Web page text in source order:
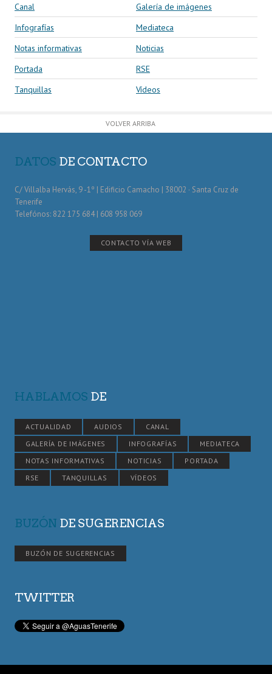
Canal
Galería de imágenes
Infografías
Mediateca
Notas informativas
Noticias
Portada
RSE
Tanquillas
Vídeos
VOLVER ARRIBA
DATOS DE CONTACTO
C/ Villalba Hervás, 9 -1º | Edificio Camacho | 38002 · Santa Cruz de
Tenerife
Telefónos: 822 175 684 | 608 958 069
CONTACTO VÍA WEB
HABLAMOS DE
ACTUALIDAD AUDIOS
CANAL
GALERÍA DE IMÁGENES
INFOGRAFÍAS
MEDIATECA
NOTAS INFORMATIVAS
NOTICIAS
PORTADA
RSE
TANQUILLAS VÍDEOS
BUZÓN DE SUGERENCIAS
BUZÓN DE SUGERENCIAS
TWITTER